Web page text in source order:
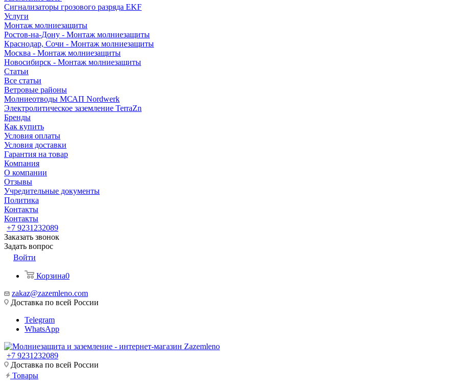
Сигнализаторы грозового разряда EKF
Услуги
Монтаж молниезащиты
Ростов-на-Дону - Монтаж молниезащиты
Краснодар, Сочи - Монтаж молниезащиты
Москва - Монтаж молниезащиты
Новосибирск - Монтаж молниезащиты
Статьи
Все статьи
Ветровые районы
Молниеотводы МСАП Nordwerk
Электролитическое заземление TerraZn
Бренды
Как купить
Условия оплаты
Условия доставки
Гарантия на товар
Компания
О компании
Отзывы
Учредительные документы
Политика
Контакты
Контакты
+7 9231232089
Заказать звонок
Задать вопрос
Войти
Корзина0
zakaz@zazemleno.com
Доставка по всей России
Telegram
WhatsApp
+7 9231232089
Доставка по всей России
Товары